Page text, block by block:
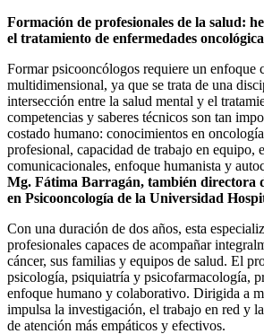
Formación de profesionales de la salud:
el tratamiento de enfermedades
Formar psicooncólogos requiere un enfoque
multidimensional, ya que se trata de una
intersección entre la salud mental y el
competencias y saberes técnicos son tan
costado humano: conocimientos en
profesional, capacidad de trabajo en equipo,
comunicacionales, enfoque humanista y
Mg. Fátima Barragán, también directora
en Psicooncología de la Universidad
Con una duración de dos años, esta
profesionales capaces de acompañar
cáncer, sus familias y equipos de salud. El
psicología, psiquiatría y psicofarmacología,
enfoque humano y colaborativo. Dirigida a
impulsa la investigación, el trabajo en red y
de atención más empáticos y efectivos.